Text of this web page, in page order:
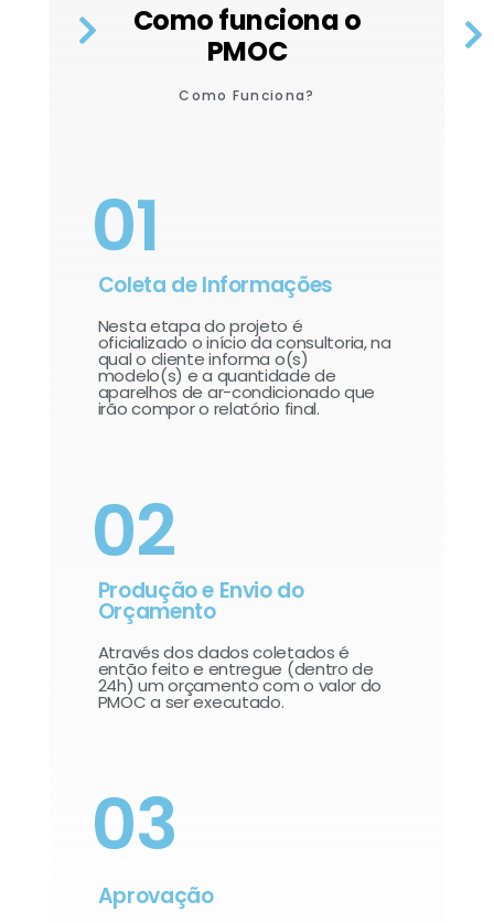
Como funciona o
PMOC
Como Funciona?
01
Coleta de Informações
Nesta etapa do projeto é
oficializado o início da consultoria, na
qual o cliente informa o(s)
modelo(s) e a quantidade de
aparelhos de ar-condicionado que
irão compor o relatório final.​
02
Produção e Envio do
Orçamento
Através dos dados coletados é
então feito e entregue (dentro de
24h) um orçamento com o valor do
PMOC a ser executado.
03
Aprovação